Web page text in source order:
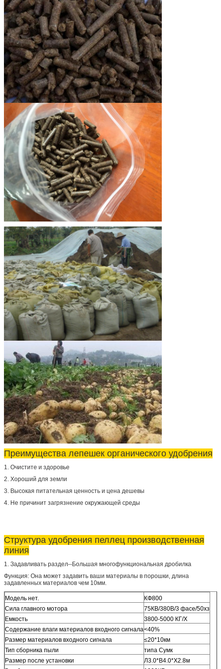
Преимущества лепешек органического удобрения
1. Очистите и здоровье
2. Хороший для земли
3. Высокая питательная ценность и цена дешевы
4. Не причинит загрязнение окружающей среды
Структура удобрения пеллец производственная
линия
1. Задавливать раздел--Большая многофункциональная дробилка
Функция: Она может задавить ваши материалы в порошки, длина
задавленных материалов чем 10мм.
Модель нет.
КФ800
Сила главного мотора
75КВ/380В/3 фасе/50хз
Емкость
3800-5000 КГ/Х
Содержание влаги материалов входного сигнала<40%
Размер материалов входного сигнала
≤20*10км
Тип сборника пыли
типа Сумк
Размер после установки
Л3.0*В4.0*Х2.8м